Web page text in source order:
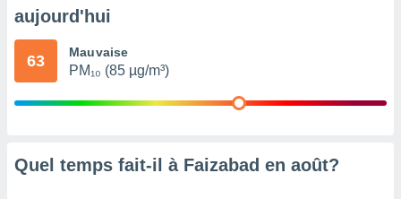
ou
de la
aujourd'hui
63 Mauvaise
PM₁₀ (85 µg/m³)
Quel temps fait-il à Faizabad en août?